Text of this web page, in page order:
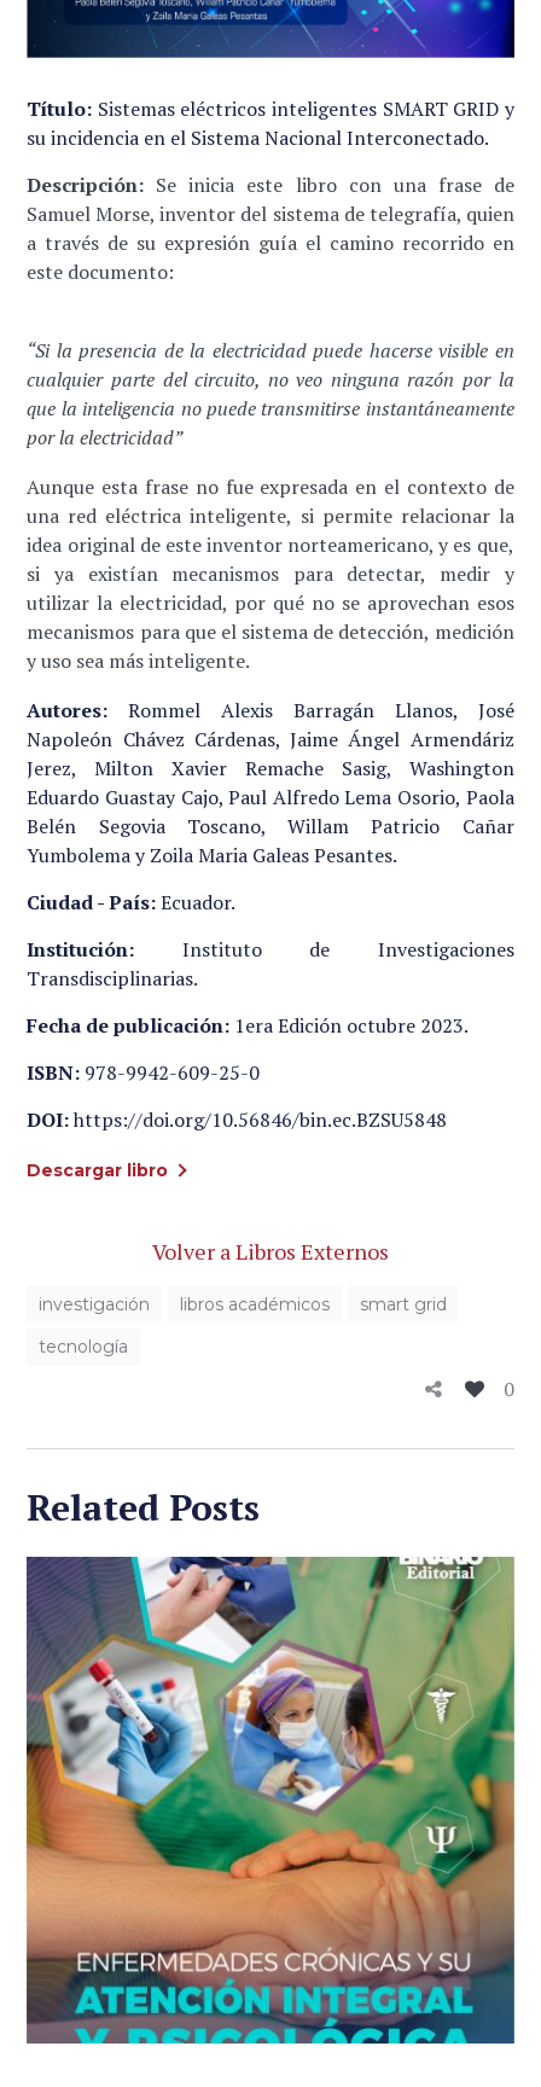
Título: Sistemas eléctricos inteligentes SMART GRID y
su incidencia en el Sistema Nacional Interconectado.
Descripción: Se inicia este libro con una frase de
Samuel Morse, inventor del sistema de telegrafía, quien
a través de su expresión guía el camino recorrido en
este documento:
“Si la presencia de la electricidad puede hacerse visible en
cualquier parte del circuito, no veo ninguna razón por la
que la inteligencia no puede transmitirse instantáneamente
por la electricidad”
Aunque esta frase no fue expresada en el contexto de
una red eléctrica inteligente, si permite relacionar la
idea original de este inventor norteamericano, y es que,
si ya existían mecanismos para detectar, medir y
utilizar la electricidad, por qué no se aprovechan esos
mecanismos para que el sistema de detección, medición
y uso sea más inteligente.
Autores: Rommel Alexis Barragán Llanos, José
Napoleón Chávez Cárdenas, Jaime Ángel Armendáriz
Jerez, Milton Xavier Remache Sasig, Washington
Eduardo Guastay Cajo, Paul Alfredo Lema Osorio, Paola
Belén Segovia Toscano, Willam Patricio Cañar
Yumbolema y Zoila Maria Galeas Pesantes.
Ciudad - País:Ecuador.
Institución: Instituto de Investigaciones
Transdisciplinarias.
Fecha de publicación: 1era Edición octubre 2023.
ISBN: 978-9942-609-25-0
DOI: https://doi.org/10.56846/bin.ec.BZSU5848
Descargar libro
Volver a Libros Externos
investigación libros académicos
smart grid
tecnología
0
Related Posts